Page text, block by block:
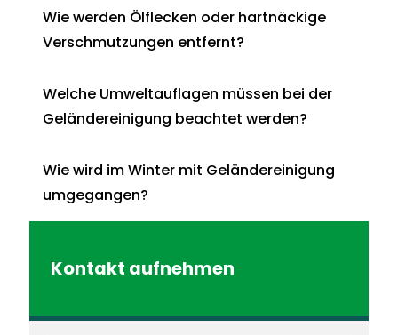
Wie werden Ölflecken oder hartnäckige
Verschmutzungen entfernt?
Welche Umweltauflagen müssen bei der
Geländereinigung beachtet werden?
Wie wird im Winter mit Geländereinigung
umgegangen?
Kontakt aufnehmen